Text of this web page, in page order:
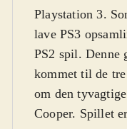
Playstation 3.
lave PS3
PS2 spil. Denne
kommet til de
om den
Cooper. Spillet